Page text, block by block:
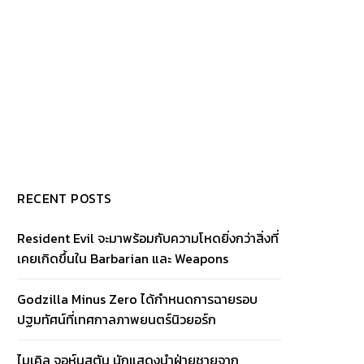
RECENT POSTS
Resident Evil จะมาพร้อมกับความโหดยิ่งกว่าสิ่งที่
เคยเกิดขึ้นใน Barbarian และ Weapons
Godzilla Minus Zero ได้กำหนดการฉายรอบ
ปฐมทัศน์ที่เทศกาลภาพยนตร์นิวยอร์ก
ไมเคิล จอห์นสตัน นักแสดงนำฝ่ายชายจาก